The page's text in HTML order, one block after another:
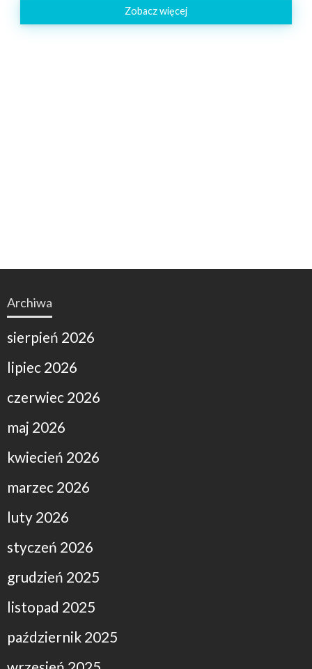
Zobacz więcej
Archiwa
sierpień 2026
lipiec 2026
czerwiec 2026
maj 2026
kwiecień 2026
marzec 2026
luty 2026
styczeń 2026
grudzień 2025
listopad 2025
październik 2025